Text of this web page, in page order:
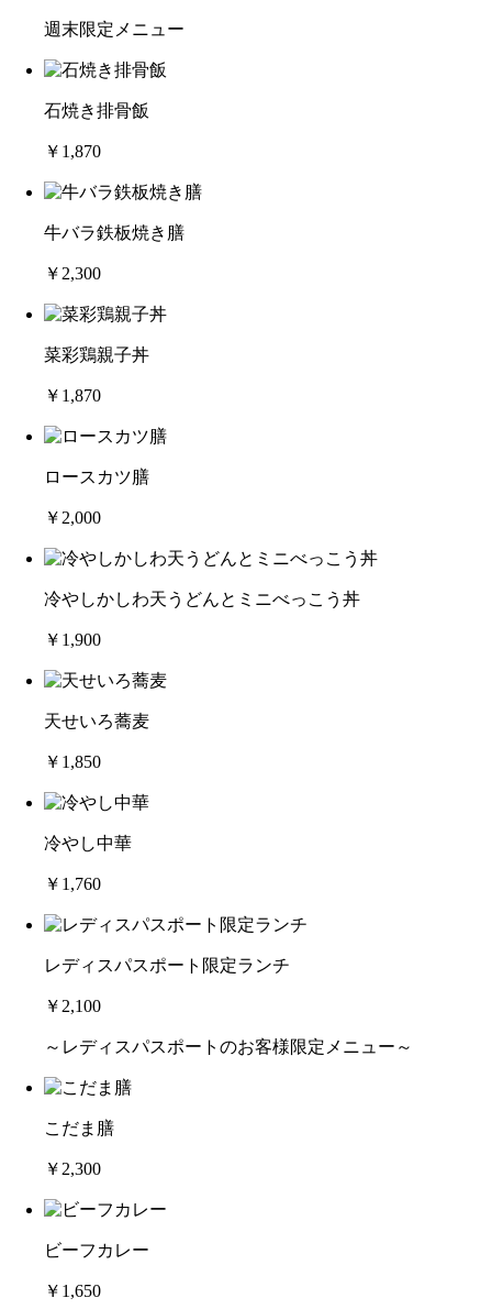
週末限定メニュー
石焼き排骨飯
￥1,870
牛バラ鉄板焼き膳
￥2,300
菜彩鶏親子丼
￥1,870
ロースカツ膳
￥2,000
冷やしかしわ天うどんとミニべっこう丼
￥1,900
天せいろ蕎麦
￥1,850
冷やし中華
￥1,760
レディスパスポート限定ランチ
￥2,100
～レディスパスポートのお客様限定メニュー～
こだま膳
￥2,300
ビーフカレー
￥1,650